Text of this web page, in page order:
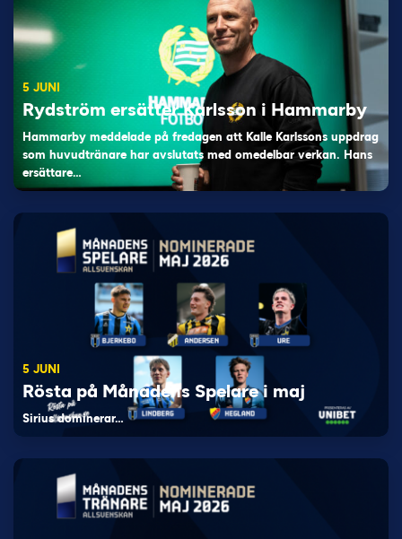
5 JUNI
Rydström ersätter Karlsson i Hammarby
Hammarby meddelade på fredagen att Kalle Karlssons uppdrag
som huvudtränare har avslutats med omedelbar verkan. Hans
ersättare…
5 JUNI
Rösta på Månadens Spelare i maj
Sirius dominerar…